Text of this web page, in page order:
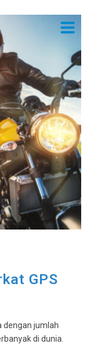
GPS
dengan jumlah
di dunia.